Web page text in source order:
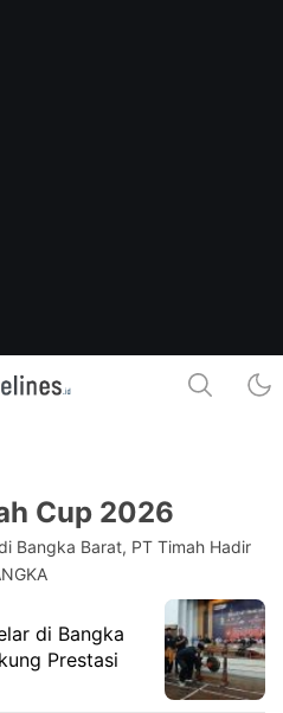
Cup 2026
Bangka Barat, PT Timah Hadir
di Bangka
Prestasi